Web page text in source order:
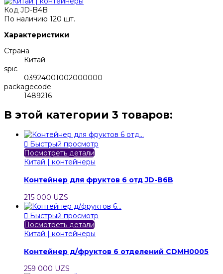
Код JD-B4B
По наличию 120 шт.
Характеристики
Страна
Китай
spic
03924001002000000
packagecode
1489216
В этой категории 3 товаров:
 Быстрый просмотр
Посмотреть детали
Китай | контейнеры
Контейнер для фруктов 6 отд JD-B6B
215 000 UZS
 Быстрый просмотр
Посмотреть детали
Китай | контейнеры
Контейнер д/фруктов 6 отделений CDMH0005
259 000 UZS